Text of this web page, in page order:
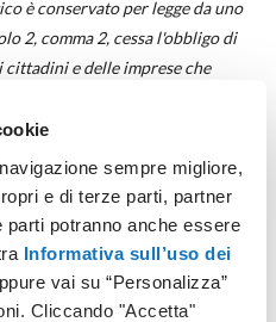
sempre migliore,
e di terze parti, partner
potranno anche essere
Informativa sull’uso dei
vai su “Personalizza”
Cliccando "Accetta"
è conservato per legge da uno
2, comma 2, cessa l'obbligo di
cittadini e delle imprese che
cui all'articolo 2, comma 2. Le
a cittadini ed imprese i
servizi on-line accessibili
digitale di cui all'articolo
di cui agli articoli 40-ter e 64-bis